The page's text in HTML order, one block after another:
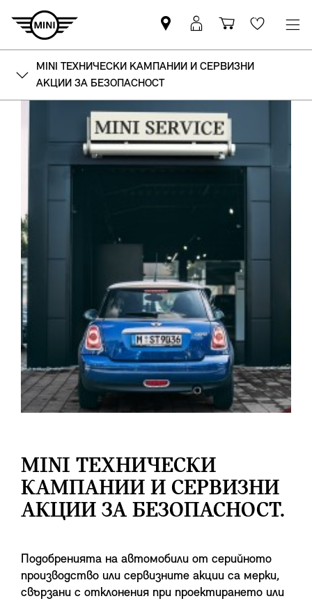
Намерете
партньор
на
MINI
Вход
в
MyMini
Количка
за
пазаруване
Wishlist
MINI ТЕХНИЧЕСКИ КАМПАНИИ И СЕРВИЗНИ
АКЦИИ ЗА БЕЗОПАСНОСТ
MINI ТЕХНИЧЕСКИ
КАМПАНИИ И СЕРВИЗНИ
АКЦИИ ЗА БЕЗОПАСНОСТ.
Подобренията на автомобили от серийното
производство или сервизните акции са мерки,
свързани с отклонения при проектирането или